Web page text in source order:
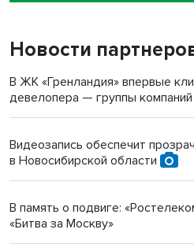
«Мы живём на пастбище!»: в
терроризируют жителей
Инвалид получил условный
Новосибирский преподаватель
Обновлённое отделение ВТБ
Новости
В ЖК «Гренландия» впервые
девелопера — группы
Видеозапись обеспечит
в Новосибирской области
В память о подвиге:
«Битва за Москву»